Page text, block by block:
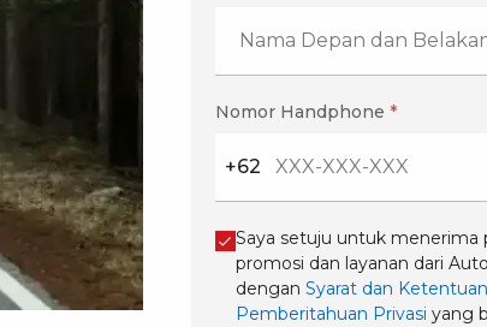
Nomor Handphone *
+62
Saya setuju untuk menerima
promosi dan layanan dari
dengan Syarat dan Ketentuan
Pemberitahuan Privasi yang